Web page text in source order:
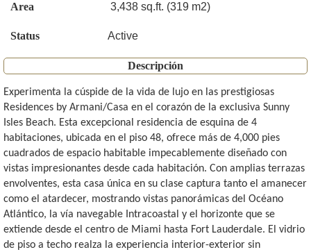
Area 3,438 sq.ft. (319 m2)
Status Active
Descripción
Experimenta la cúspide de la vida de lujo en las prestigiosas
Residences by Armani/Casa en el corazón de la exclusiva Sunny
Isles Beach. Esta excepcional residencia de esquina de 4
habitaciones, ubicada en el piso 48, ofrece más de 4,000 pies
cuadrados de espacio habitable impecablemente diseñado con
vistas impresionantes desde cada habitación. Con amplias terrazas
envolventes, esta casa única en su clase captura tanto el amanecer
como el atardecer, mostrando vistas panorámicas del Océano
Atlántico, la vía navegable Intracoastal y el horizonte que se
extiende desde el centro de Miami hasta Fort Lauderdale. El vidrio
de piso a techo realza la experiencia interior-exterior sin